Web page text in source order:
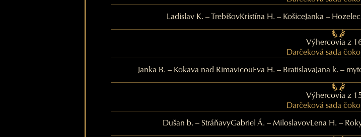
Ladislav K. – TrebišovKristína H. – KošiceJanka – Hozelec
Výhercovia z
Darčeková sada
Janka B. – Kokava nad RimavicouEva H. – BratislavaJana k. –
Výhercovia z
Darčeková sada
Dušan b. – StráňavyGabriel Á. – MiloslavovLena H. –